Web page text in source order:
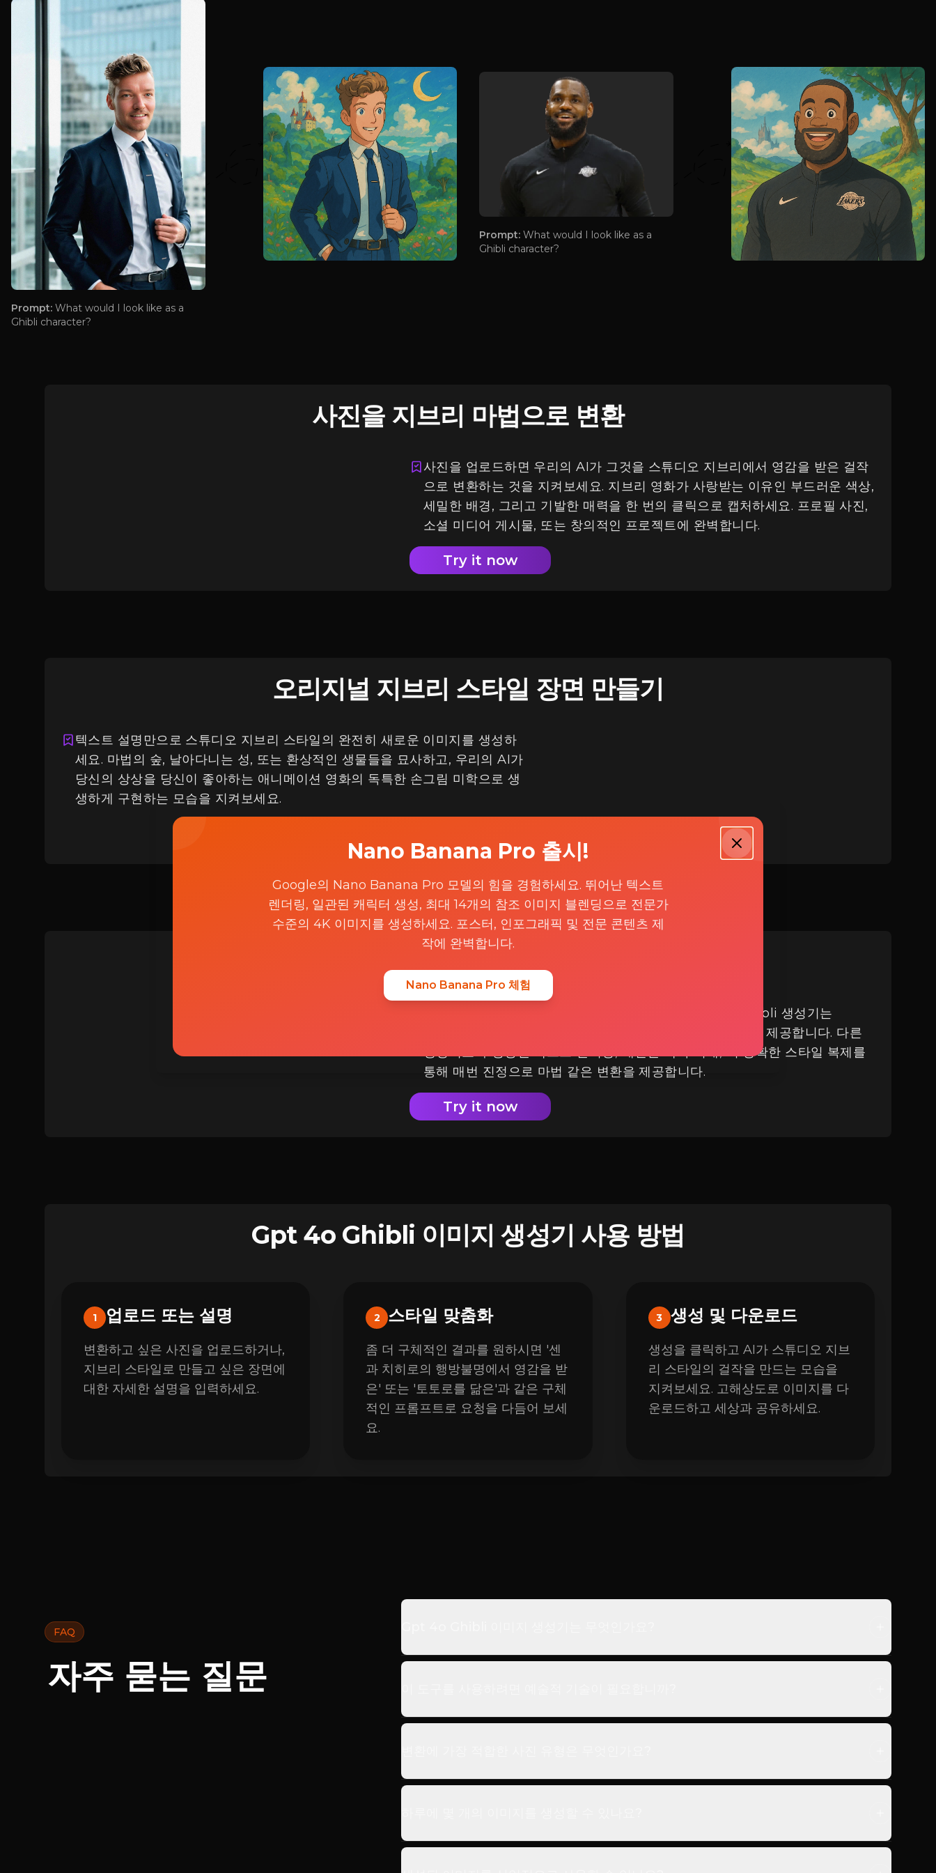
Prompt: What would I look like as a
Ghibli character?
Prompt: What would I look like as a
Ghibli character?
사진을 지브리 마법으로 변환
사진을 업로드하면 우리의 AI가 그것을 스튜디오 지브리에서 영감을 받은 걸작
으로 변환하는 것을 지켜보세요. 지브리 영화가 사랑받는 이유인 부드러운 색상,
세밀한 배경, 그리고 기발한 매력을 한 번의 클릭으로 캡처하세요. 프로필 사진,
소셜 미디어 게시물, 또는 창의적인 프로젝트에 완벽합니다.
Try it now
오리지널 지브리 스타일 장면 만들기
텍스트 설명만으로 스튜디오 지브리 스타일의 완전히 새로운 이미지를 생성하
세요. 마법의 숲, 날아다니는 성, 또는 환상적인 생물들을 묘사하고, 우리의 AI가
당신의 상상을 당신이 좋아하는 애니메이션 영화의 독특한 손그림 미학으로 생
생하게 구현하는 모습을 지켜보세요.
ImageGPT.io의 AI 이미지 도구 모음의 일부인 우리의 Ghibli 생성기는
OpenAI의 최첨단 GPT-4o 기술을 활용하여 뛰어난 결과를 제공합니다. 다른
생성기보다 향상된 텍스트 렌더링, 개선된 맥락 이해, 더 정확한 스타일 복제를
통해 매번 진정으로 마법 같은 변환을 제공합니다.
Try it now
Gpt 4o Ghibli 이미지 생성기 사용 방법
1 업로드 또는 설명
변환하고 싶은 사진을 업로드하거나,
지브리 스타일로 만들고 싶은 장면에
대한 자세한 설명을 입력하세요.
2 스타일 맞춤화
좀 더 구체적인 결과를 원하시면 '센
과 치히로의 행방불명에서 영감을 받
은' 또는 '토토로를 닮은'과 같은 구체
적인 프롬프트로 요청을 다듬어 보세
요.
3 생성 및 다운로드
생성을 클릭하고 AI가 스튜디오 지브
리 스타일의 걸작을 만드는 모습을
지켜보세요. 고해상도로 이미지를 다
운로드하고 세상과 공유하세요.
FAQ
자주 묻는 질문
Nano Banana Pro 출시!
Google의 Nano Banana Pro 모델의 힘을 경험하세요. 뛰어난 텍스트
렌더링, 일관된 캐릭터 생성, 최대 14개의 참조 이미지 블렌딩으로 전문가
수준의 4K 이미지를 생성하세요. 포스터, 인포그래픽 및 전문 콘텐츠 제
작에 완벽합니다.
Nano Banana Pro 체험